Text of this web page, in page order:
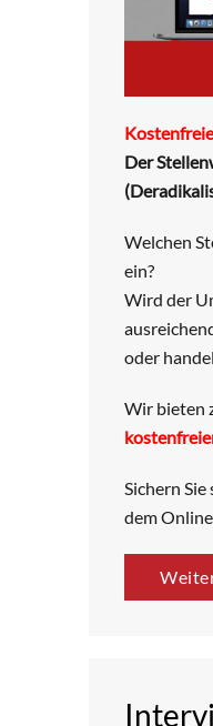
Der
Welchen
ein?
Wird der
oder
Wir bieten
Sichern
dem